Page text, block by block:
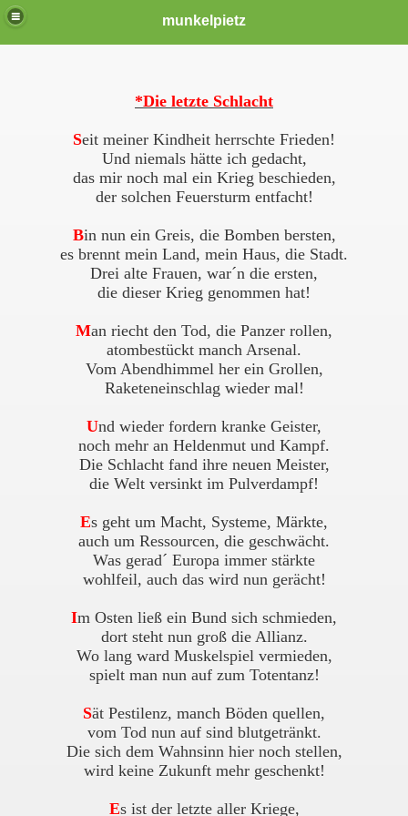
munkelpietz
*Die letzte Schlacht
Seit meiner Kindheit herrschte Frieden!
Und niemals hätte ich gedacht,
das mir noch mal ein Krieg beschieden,
der solchen Feuersturm entfacht!
Bin nun ein Greis, die Bomben bersten,
es brennt mein Land, mein Haus, die Stadt.
Drei alte Frauen, war´n die ersten,
die dieser Krieg genommen hat!
Man riecht den Tod, die Panzer rollen,
atombestückt manch Arsenal.
Vom Abendhimmel her ein Grollen,
Raketeneinschlag wieder mal!
Und wieder fordern kranke Geister,
noch mehr an Heldenmut und Kampf.
Die Schlacht fand ihre neuen Meister,
die Welt versinkt im Pulverdampf!
Es geht um Macht, Systeme, Märkte,
auch um Ressourcen, die geschwächt.
Was gerad´ Europa immer stärkte
wohlfeil, auch das wird nun gerächt!
Im Osten ließ ein Bund sich schmieden,
dort steht nun groß die Allianz.
Wo lang ward Muskelspiel vermieden,
spielt man nun auf zum Totentanz!
Sät Pestilenz, manch Böden quellen,
vom Tod nun auf sind blutgetränkt.
Die sich dem Wahnsinn hier noch stellen,
wird keine Zukunft mehr geschenkt!
Es ist der letzte aller Kriege,